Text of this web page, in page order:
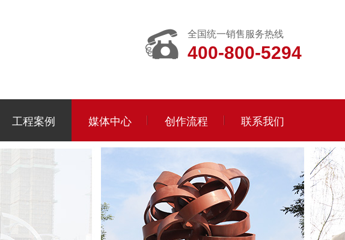
全国统一销售服务热线
400-800-5294
工程案例 媒体中心 创作流程 联系我们